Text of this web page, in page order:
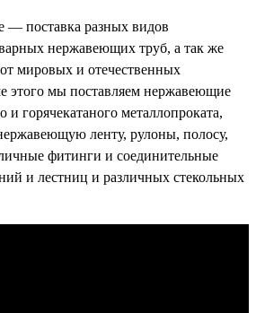
— поставка разных видов
нержавеющих труб, а так же
мировых и отечественных
этого мы поставляем нержавеющие
и горячекатаного металлопроката,
ленту, рулоны, полосу,
фитинги и соединительные
и лестниц и различных стекольных